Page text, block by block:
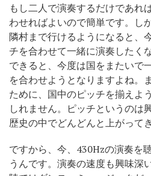
もし二人で演奏するだけであれ
わせればよいので簡単です。し
隣村まで行けるようになると、
チを合わせて一緒に演奏したく
できると、今度は国をまたいで
を合わせようとなりますよね。
ために、国中のピッチを揃えよ
しれません。ピッチというのは
歴史の中でどんどんと上がって
ですから、今、430Hzの演奏を
うんです。演奏の速度も興味深